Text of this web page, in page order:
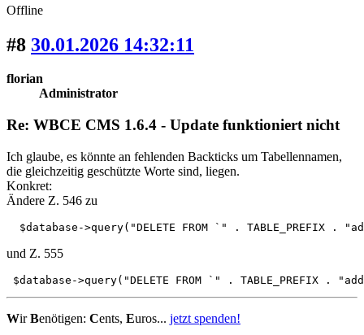
Offline
#8 30.01.2026 14:32:11
florian
Administrator
Re: WBCE CMS 1.6.4 - Update funktioniert nicht
Ich glaube, es könnte an fehlenden Backticks um Tabellennamen,
die gleichzeitig geschützte Worte sind, liegen.
Konkret:
Ändere Z. 546 zu
$database->query("DELETE FROM `" . TABLE_PREFIX .
und Z. 555
$database->query("DELETE FROM `" . TABLE_PREFIX
WirBenötigen: Cents, Euros... jetzt spenden!